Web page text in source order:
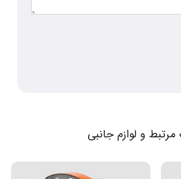
و لوازم جانبی